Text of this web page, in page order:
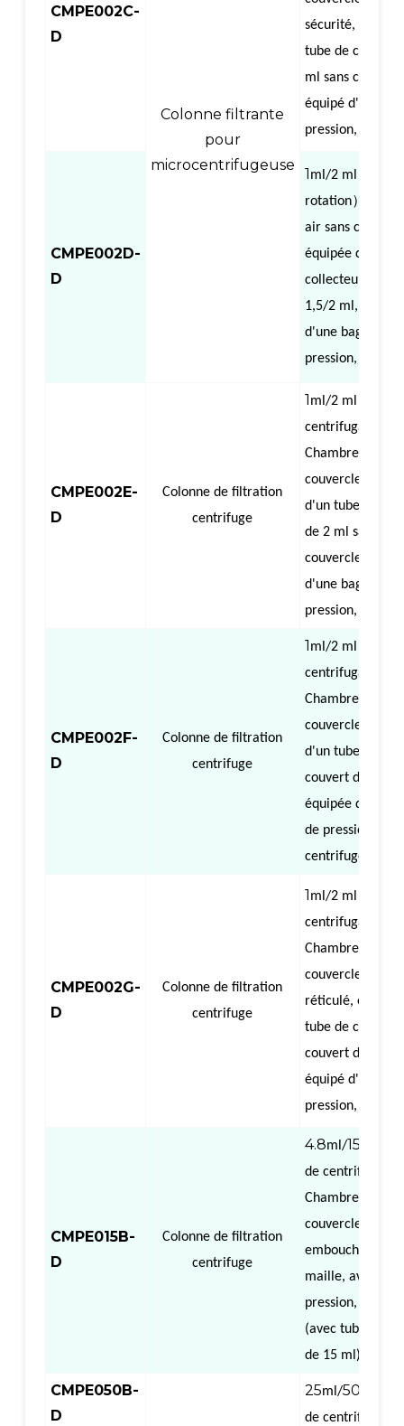
CMPE002C-
D
Colonne filtrante
pour
microcentrifugeuse
sécurité,
tube de collecte
ml sans
équipé d'une
pression,
CMPE002D-
D
1ml/2 ml
rotation）,
air sans
équipée d'un
collecteur
1,5/2 ml,
d'une bague de
pression,
CMPE002E-
D
Colonne de filtration
centrifuge
1ml/2 ml
centrifugation),
Chambre à air
couvercle,
d'un tube de
de 2 ml sans
couvercle,
d'une bague de
pression,
CMPE002F-
D
Colonne de filtration
centrifuge
1ml/2 ml
centrifugation),
Chambre à air
couvercle,
d'un tube
couvert de 1,5/
équipée d'une
de pression,
centrifuge
CMPE002G-
D
Colonne de filtration
centrifuge
1ml/2 ml
centrifugation),
Chambre à air
couvercle, col
réticulé,
tube de collecte
couvert de 1,5/
équipé d'une
pression,
CMPE015B-
D
Colonne de filtration
centrifuge
4.8ml/15
de
Chambre à air
couvercle,
embouchure
maille, avec
pression,
(avec tube
de 15 ml)
CMPE050B-
D
25ml/50
de